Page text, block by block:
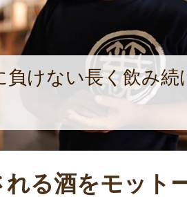
負けない長く飲み
れる酒をモット